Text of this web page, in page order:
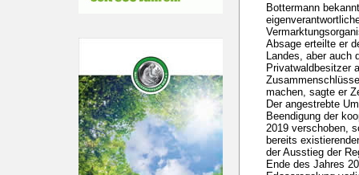
Bottermann
Absage erteilte er
Landes, aber auch
Privatwaldbesitzer
machen, sagte er
Der angestrebte
Beendigung der
2019 verschoben,
bereits
der Ausstieg der
Ende des Jahres